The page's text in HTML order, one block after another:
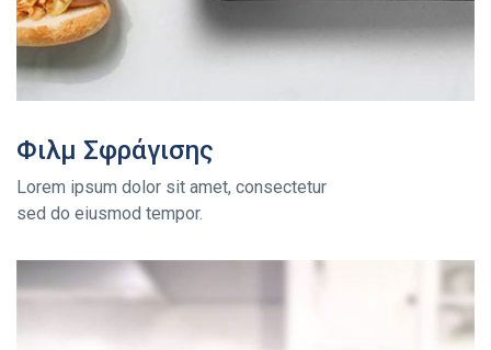
Φιλμ Σφράγισης
Lorem ipsum dolor sit amet, consectetur
sed do eiusmod tempor.